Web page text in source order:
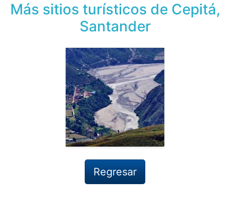
Más sitios turísticos de Cepitá,
Santander
Regresar